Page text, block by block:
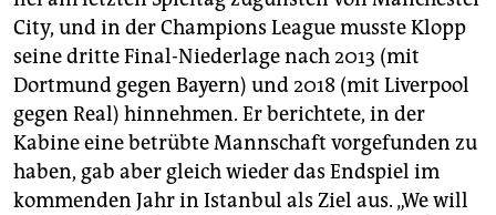
City, und in der Champions League musste Klopp
seine dritte Final-Niederlage nach 2013 (mit
Dortmund gegen Bayern) und 2018 (mit Liverpool
gegen Real) hinnehmen. Er berichtete, in der
Kabine eine betrübte Mannschaft vorgefunden zu
haben, gab aber gleich wieder das Endspiel im
kommenden Jahr in Istanbul als Ziel aus. „We will